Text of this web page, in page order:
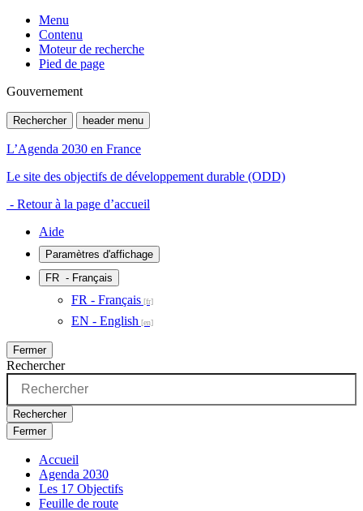
Menu
Contenu
Moteur de recherche
Pied de page
Gouvernement
Rechercher header menu
L’Agenda 2030 en France
Le site des objectifs de développement durable (ODD)
- Retour à la page d’accueil
Aide
Paramètres d'affichage
FR - Français
FR - Français
EN - English
Fermer
Rechercher
Rechercher
Fermer
Accueil
Agenda 2030
Les 17 Objectifs
Feuille de route